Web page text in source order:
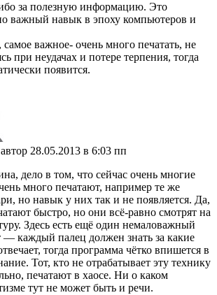
за полезную информацию. Это
важный навык в эпоху компьютеров и
важное- очень много печатать, не
при неудачах и потере терпения, тогда
появится.
автор 28.05.2013 в 6:03 пп
дело в том, что сейчас очень многие
много печатают, например те же
но навык у них так и не появляется. Да,
быстро, но они всё-равно смотрят на
Здесь есть ещё один немаловажный
— каждый палец должен знать за какие
тогда программа чётко впишется в
Тот, кто не отрабатывает эту технику
печатают в хаосе. Ни о каком
тут не может быть и речи.